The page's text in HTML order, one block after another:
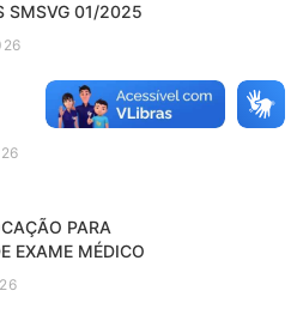
SMSVG 01/2025
PARA
EXAME MÉDICO